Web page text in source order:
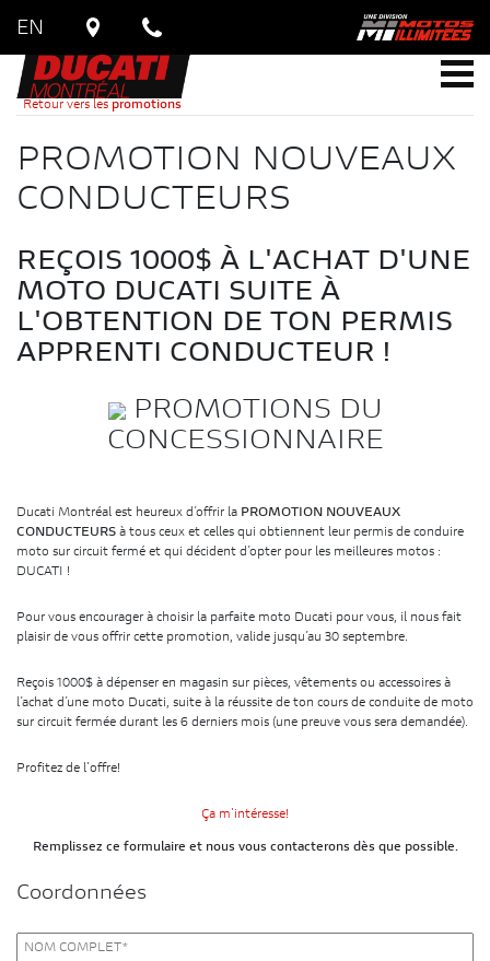
EN
Retour vers les promotions
PROMOTION NOUVEAUX
CONDUCTEURS
REÇOIS 1000$ À L'ACHAT D'UNE
MOTO DUCATI SUITE À
L'OBTENTION DE TON PERMIS
APPRENTI CONDUCTEUR !
PROMOTIONS DU
CONCESSIONNAIRE
Ducati Montréal est heureux d’offrir la PROMOTION NOUVEAUX
CONDUCTEURS à tous ceux et celles qui obtiennent leur permis de conduire
moto sur circuit fermé et qui décident d’opter pour les meilleures motos :
DUCATI !
Pour vous encourager à choisir la parfaite moto Ducati pour vous, il nous fait
plaisir de vous offrir cette promotion, valide jusqu’au 30 septembre.
Reçois 1000$ à dépenser en magasin sur pièces, vêtements ou accessoires à
l’achat d’une moto Ducati, suite à la réussite de ton cours de conduite de moto
sur circuit fermée durant les 6 derniers mois (une preuve vous sera demandée).
Profitez de l'offre!
Ça m'intéresse!
Remplissez ce formulaire et nous vous contacterons dès que possible.
Coordonnées